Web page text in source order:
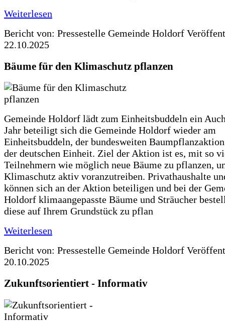
Weiterlesen
Bericht von: Pressestelle Gemeinde Holdorf
22.10.2025
Bäume für den Klimaschutz pflanzen
Gemeinde Holdorf lädt zum Einheitsbuddeln ein
Jahr beteiligt sich die Gemeinde Holdorf wieder am
Einheitsbuddeln, der bundesweiten
der deutschen Einheit. Ziel der Aktion ist es, mit so
Teilnehmern wie möglich neue Bäume zu pflanzen,
Klimaschutz aktiv voranzutreiben. Privathaushalte
können sich an der Aktion beteiligen und bei der
Holdorf klimaangepasste Bäume und Sträucher
diese auf Ihrem Grundstück zu pflan
Weiterlesen
Bericht von: Pressestelle Gemeinde Holdorf
20.10.2025
Zukunftsorientiert - Informativ